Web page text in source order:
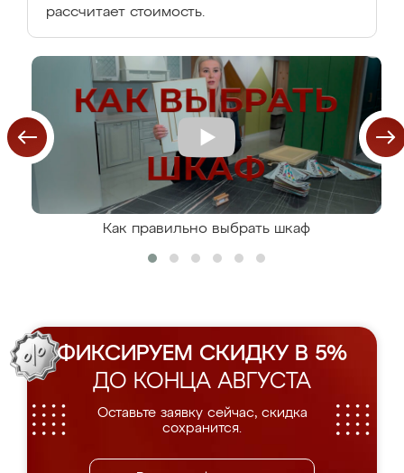
рассчитает стоимость.
Как правильно выбрать шкаф
ФИКСИРУЕМ СКИДКУ В 5%
ДО КОНЦА АВГУСТА
Оставьте заявку сейчас, скидка
сохранится.